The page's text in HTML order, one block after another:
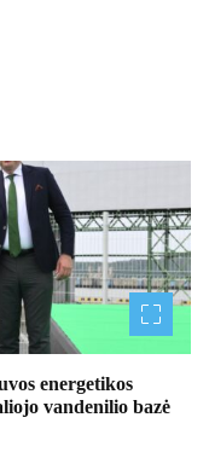
energetikos
vandenilio bazė